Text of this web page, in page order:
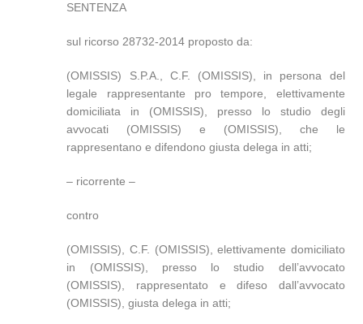
SENTENZA
sul ricorso 28732-2014 proposto da:
(OMISSIS) S.P.A., C.F. (OMISSIS), in persona del
legale rappresentante pro tempore, elettivamente
domiciliata in (OMISSIS), presso lo studio degli
avvocati (OMISSIS) e (OMISSIS), che le
rappresentano e difendono giusta delega in atti;
– ricorrente –
contro
(OMISSIS), C.F. (OMISSIS), elettivamente domiciliato
in (OMISSIS), presso lo studio dell’avvocato
(OMISSIS), rappresentato e difeso dall’avvocato
(OMISSIS), giusta delega in atti;